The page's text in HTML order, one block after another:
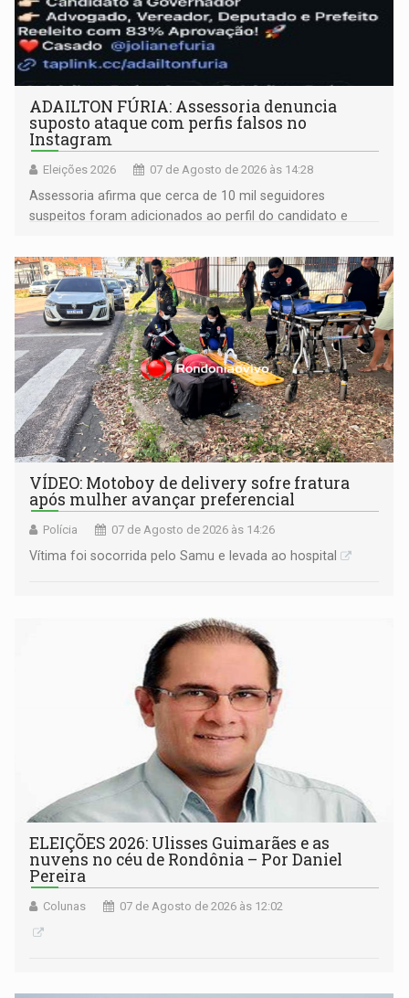
ADAILTON FÚRIA: Assessoria denuncia
suposto ataque com perfis falsos no
Instagram
Eleições 2026 07 de Agosto de 2026 às 14:28
Assessoria afirma que cerca de 10 mil seguidores
suspeitos foram adicionados ao perfil do candidato e
remover as contas
VÍDEO: Motoboy de delivery sofre fratura
após mulher avançar preferencial
Polícia 07 de Agosto de 2026 às 14:26
Vítima foi socorrida pelo Samu e levada ao hospital
ELEIÇÕES 2026: Ulisses Guimarães e as
nuvens no céu de Rondônia – Por Daniel
Pereira
Colunas 07 de Agosto de 2026 às 12:02